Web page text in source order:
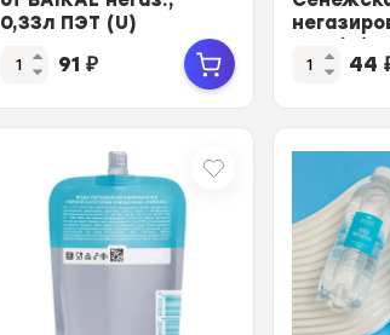
0,33л ПЭТ (U)
91 ₽ 44